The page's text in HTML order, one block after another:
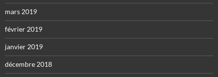
mars 2019
février 2019
janvier 2019
décembre 2018